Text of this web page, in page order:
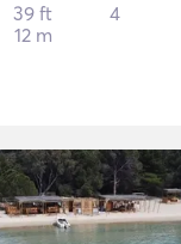
39 ft
12 m
4